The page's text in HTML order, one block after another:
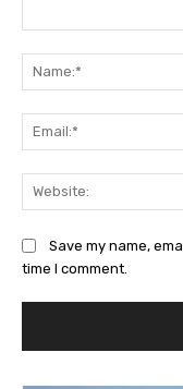
Save my name,
time I comment.